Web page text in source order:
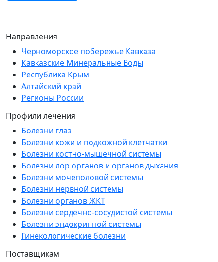
Направления
Черноморское побережье Кавказа
Кавказские Минеральные Воды
Республика Крым
Алтайский край
Регионы России
Профили лечения
Болезни глаз
Болезни кожи и подкожной клетчатки
Болезни костно-мышечной системы
Болезни лор органов и органов дыхания
Болезни мочеполовой системы
Болезни нервной системы
Болезни органов ЖКТ
Болезни сердечно-сосудистой системы
Болезни эндокринной системы
Гинекологические болезни
Поставщикам